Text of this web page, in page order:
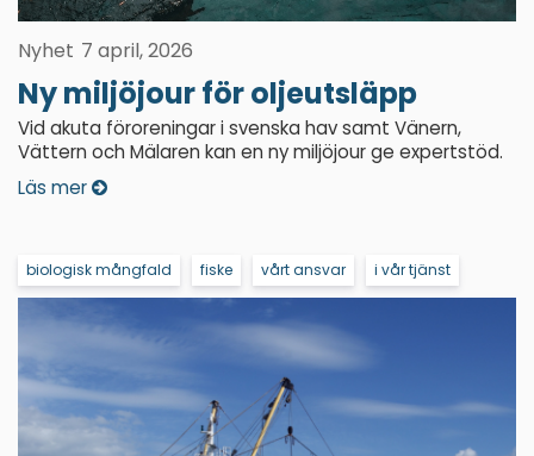
Nyhet 7 april, 2026
Ny miljöjour för oljeutsläpp
Vid akuta föroreningar i svenska hav samt Vänern,
Vättern och Mälaren kan en ny miljöjour ge expertstöd.
Läs mer
biologisk mångfald fiske vårt ansvar i vår tjänst